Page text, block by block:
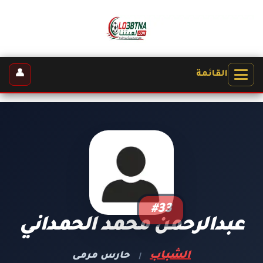
القائمة 👤
#33
عبدالرحمن محمد الحمداني
الشباب | حارس مرمى